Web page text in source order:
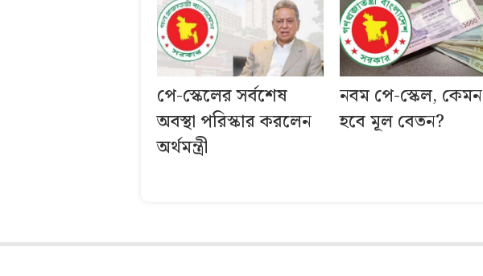
পে-স্কেলের সর্বশেষ
অবস্থা পরিস্কার করলেন
অর্থমন্ত্রী
নবম পে-স্কেল, কেমন
হবে মূল বেতন?